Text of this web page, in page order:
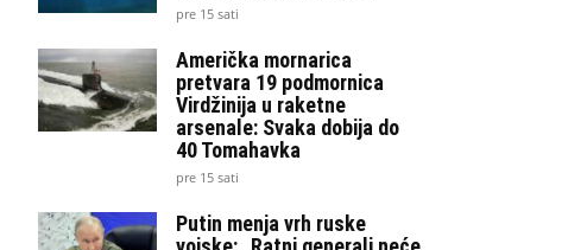
pre 15 sati
Američka mornarica
pretvara 19 podmornica
Virdžinija u raketne
arsenale: Svaka dobija do
40 Tomahavka
pre 15 sati
Putin menja vrh ruske